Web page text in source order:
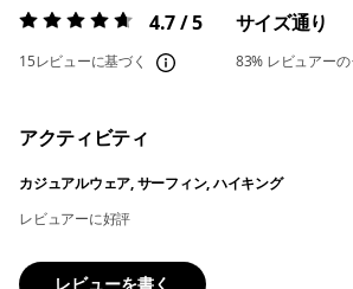
評価:4.7 / 5 4.7 / 5
15レビューに基づく
サイズ通り
83% レビュアーの
アクティビティ
カジュアルウェア, サーフィン, ハイキング
レビュアーに好評
レビューを書く